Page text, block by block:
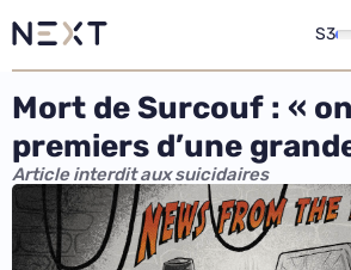
S3
Mort de Surcouf : «
premiers d’une
Article interdit aux suicidaires